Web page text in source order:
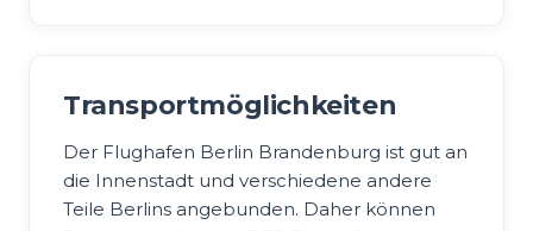
Transportmöglichkeiten
Der Flughafen Berlin Brandenburg ist gut an
die Innenstadt und verschiedene andere
Teile Berlins angebunden. Daher können